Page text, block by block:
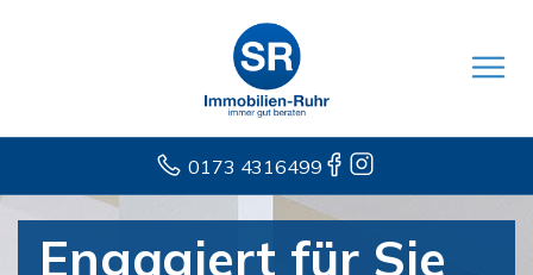
0173 4316499
Engagiert für Sie